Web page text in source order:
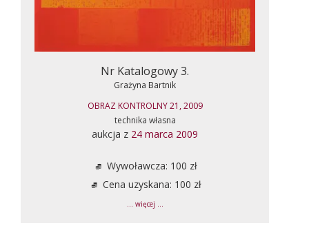
Nr Katalogowy 3.
Grażyna Bartnik
OBRAZ KONTROLNY 21, 2009
technika własna
aukcja z 24 marca 2009
Wywoławcza: 100 zł
Cena uzyskana: 100 zł
... więcej ...